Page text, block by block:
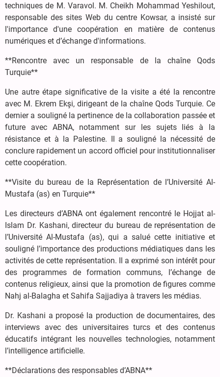
techniques de M. Varavol. M. Cheikh Mohammad Yeshilout,
responsable des sites Web du centre Kowsar, a insisté sur
l'importance d'une coopération en matière de contenus
numériques et d’échange d'informations.
**Rencontre avec un responsable de la chaîne Qods
Turquie**
Une autre étape significative de la visite a été la rencontre
avec M. Ekrem Ekşi, dirigeant de la chaîne Qods Turquie. Ce
dernier a souligné la pertinence de la collaboration passée et
future avec ABNA, notamment sur les sujets liés à la
résistance et à la Palestine. Il a souligné la nécessité de
conclure rapidement un accord officiel pour institutionnaliser
cette coopération.
**Visite du bureau de la Représentation de l’Université Al-
Mustafa (as) en Turquie**
Les directeurs d’ABNA ont également rencontré le Hojjat al-
Islam Dr. Kashani, directeur du bureau de représentation de
l’Université Al-Mustafa (as), qui a salué cette initiative et
souligné l’importance des productions médiatiques dans les
activités de cette représentation. Il a exprimé son intérêt pour
des programmes de formation communs, l’échange de
contenus religieux, ainsi que la promotion de figures comme
Nahj al-Balagha et Sahifa Sajjadiya à travers les médias.
Dr. Kashani a proposé la production de documentaires, des
interviews avec des universitaires turcs et des contenus
éducatifs intégrant les nouvelles technologies, notamment
l’intelligence artificielle.
**Déclarations des responsables d’ABNA**